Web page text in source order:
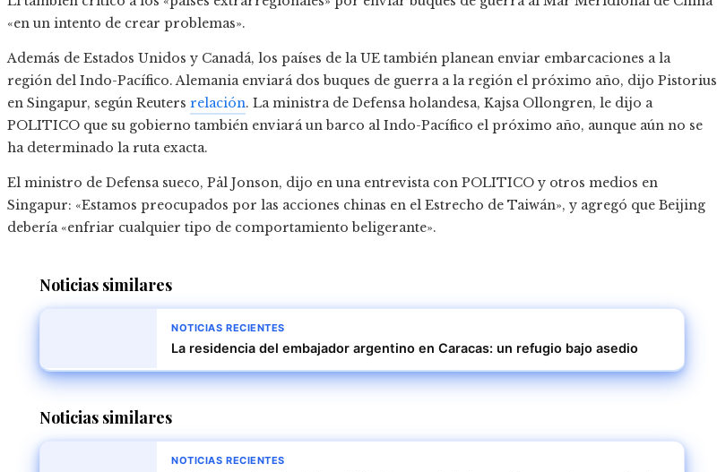
«en un intento de crear problemas».
Además de Estados Unidos y Canadá, los países de la UE también planean enviar embarcaciones a la
región del Indo-Pacífico. Alemania enviará dos buques de guerra a la región el próximo año, dijo Pistorius
en Singapur, según Reuters relación. La ministra de Defensa holandesa, Kajsa Ollongren, le dijo a
POLITICO que su gobierno también enviará un barco al Indo-Pacífico el próximo año, aunque aún no se
ha determinado la ruta exacta.
El ministro de Defensa sueco, Pål Jonson, dijo en una entrevista con POLITICO y otros medios en
Singapur: «Estamos preocupados por las acciones chinas en el Estrecho de Taiwán», y agregó que Beijing
debería «enfriar cualquier tipo de comportamiento beligerante».
Noticias similares
NOTICIAS RECIENTES
La residencia del embajador argentino en Caracas: un refugio bajo asedio
Noticias similares
NOTICIAS RECIENTES